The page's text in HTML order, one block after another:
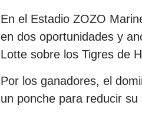
En el Estadio ZOZO
en dos oportunidades y
Lotte sobre los Tigres de
Por los ganadores, el
un ponche para reducir su